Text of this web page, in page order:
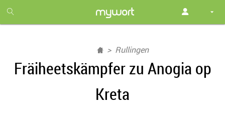
month
free
Rullingen
Fräiheetskämpfer zu Anogia op
Kreta